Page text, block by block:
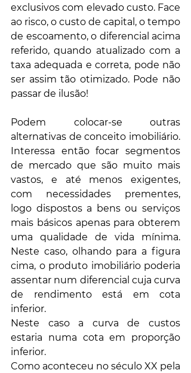
exclusivos com elevado custo. Face
ao risco, o custo de capital, o tempo
de escoamento, o diferencial acima
referido, quando atualizado com a
taxa adequada e correta, pode não
ser assim tão otimizado. Pode não
passar de ilusão!
Podem colocar-se outras
alternativas de conceito imobiliário.
Interessa então focar segmentos
de mercado que são muito mais
vastos, e até menos exigentes,
com necessidades prementes,
logo dispostos a bens ou serviços
mais básicos apenas para obterem
uma qualidade de vida mínima.
Neste caso, olhando para a figura
cima, o produto imobiliário poderia
assentar num diferencial cuja curva
de rendimento está em cota
inferior.
Neste caso a curva de custos
estaria numa cota em proporção
inferior.
Como aconteceu no século XX pela